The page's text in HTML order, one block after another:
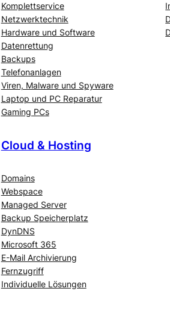
Komplettservice
Netzwerktechnik
Hardware und Software
Datenrettung
Backups
Telefonanlagen
Viren, Malware und Spyware
Laptop und PC Reparatur
Gaming PCs
Cloud & Hosting
Domains
Webspace
Managed Server
Backup Speicherplatz
DynDNS
Microsoft 365
E-Mail Archivierung
Fernzugriff
Individuelle Lösungen